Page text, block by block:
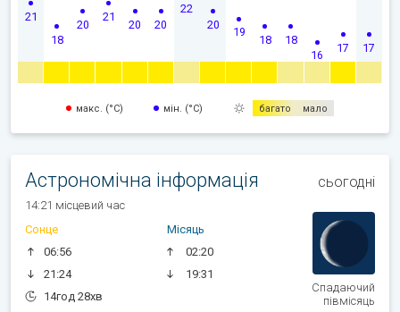
21
18
20
21
20 20
22
20
19
18 18
16
17 17
макс. (°C) мін. (°C) багато мало
Астрономічна інформація сьогодні
14:21 місцевий час
Сонце
06:56
21:24
14год 28хв
Місяць
02:20
19:31
Спадаючий
півмісяць